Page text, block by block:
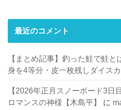
最近のコメント
【まとめ記事】釣った鮭で鮭
身を4等分・皮一枚残しダイスカ
【2026年正月スノーボード3日
ロマンスの神様【木島平】
に